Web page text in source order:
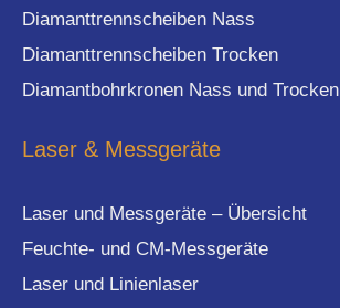
Diamanttrennscheiben Nass
Diamanttrennscheiben Trocken
Diamantbohrkronen Nass und Trocken
Laser & Messgeräte
Laser und Messgeräte – Übersicht
Feuchte- und CM-Messgeräte
Laser und Linienlaser